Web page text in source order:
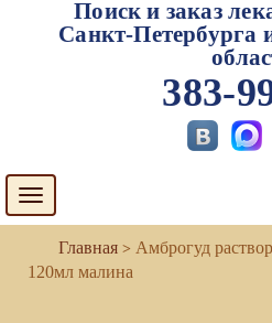
Поиск и заказ
Санкт-Петербурга
383-
Toggle
navigation
Амброгуд
120мл малина